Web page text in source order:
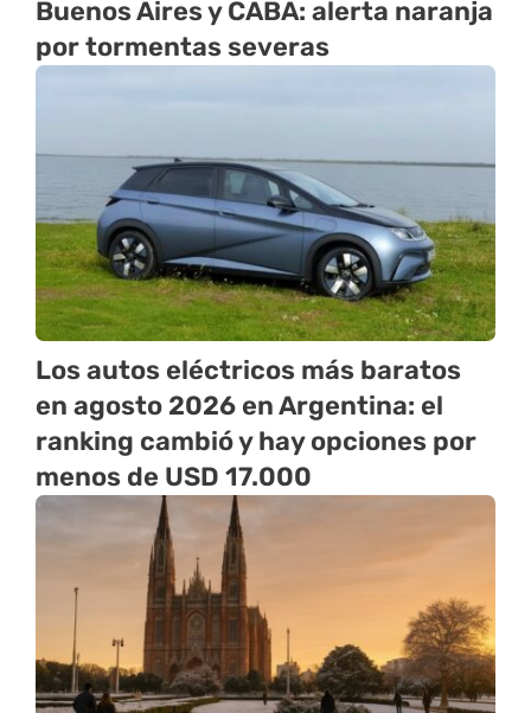
Buenos Aires y CABA: alerta naranja
por tormentas severas
Los autos eléctricos más baratos
en agosto 2026 en Argentina: el
ranking cambió y hay opciones por
menos de USD 17.000